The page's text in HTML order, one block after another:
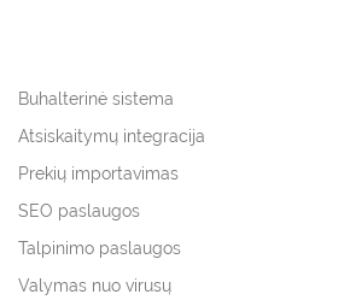
Buhalterinė sistema
Atsiskaitymų integracija
Prekių importavimas
SEO paslaugos
Talpinimo paslaugos
Valymas nuo virusų